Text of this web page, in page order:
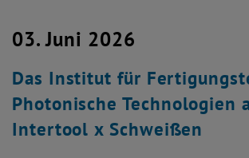
03. Juni 2026
Das Institut für
Photonische Technologien
Intertool x Schweißen